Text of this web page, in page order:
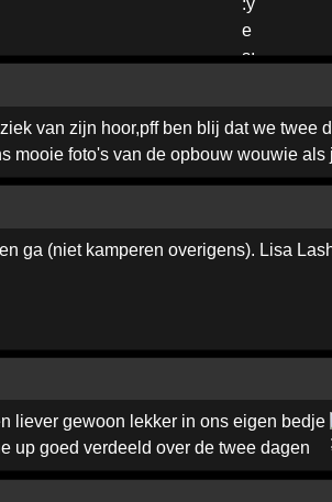
van zijn hoor,pff ben blij dat we twee
mooie foto's van de opbouw wouwie
ga (niet kamperen overigens). Lisa
liever gewoon lekker in ons eigen bedje
up goed verdeeld over de twee dagen